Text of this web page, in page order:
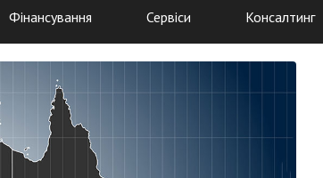
Фінансування Сервіси Консалтинг